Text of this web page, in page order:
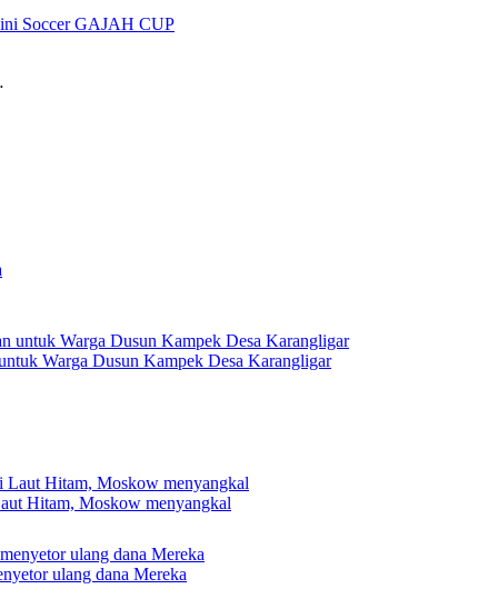
Soccer GAJAH CUP
Warga Dusun Kampek Desa Karangligar
Hitam, Moskow menyangkal
ulang dana Mereka